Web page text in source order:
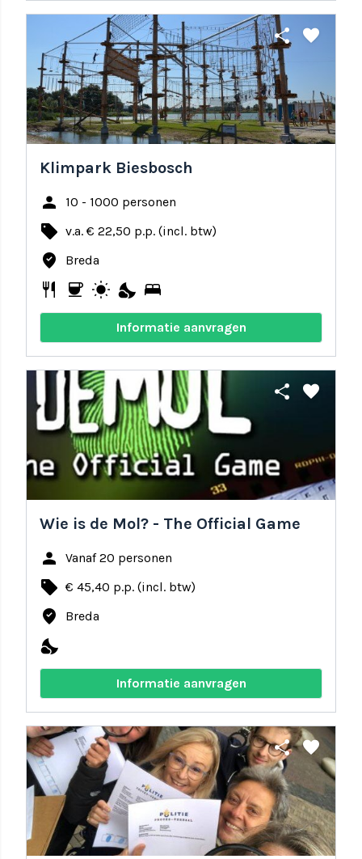
share favorite
Klimpark Biesbosch
person 10 - 1000 personen
local_offer v.a. € 22,50 p.p. (incl. btw)
where_to_vote Breda
restaurant coffee wb_sunny nights_stay bed
Informatie aanvragen
share favorite
Wie is de Mol? - The Official Game
person Vanaf 20 personen
local_offer € 45,40 p.p. (incl. btw)
where_to_vote Breda
nights_stay
Informatie aanvragen
share favorite